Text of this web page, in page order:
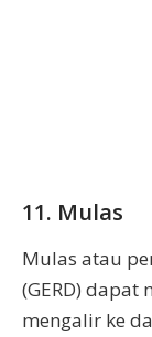
11. Mulas
Mulas atau
(GERD) dapat
mengalir ke